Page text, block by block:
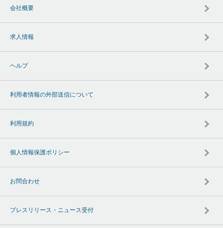
会社概要
求人情報
ヘルプ
利用者情報の外部送信について
利用規約
個人情報保護ポリシー
お問合わせ
プレスリリース・ニュース受付